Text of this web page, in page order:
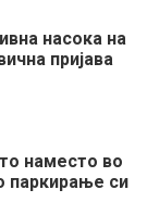
насока на
пријава
наместо во
паркирање си